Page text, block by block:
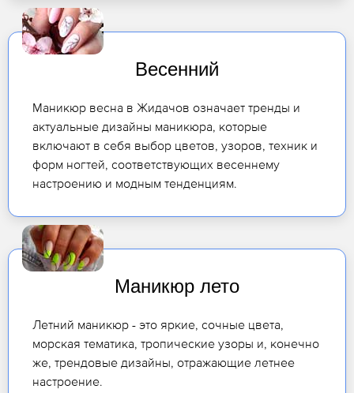
Весенний
Маникюр весна в Жидачов означает тренды и
актуальные дизайны маникюра, которые
включают в себя выбор цветов, узоров, техник и
форм ногтей, соответствующих весеннему
настроению и модным тенденциям.
Маникюр лето
Летний маникюр - это яркие, сочные цвета,
морская тематика, тропические узоры и, конечно
же, трендовые дизайны, отражающие летнее
настроение.